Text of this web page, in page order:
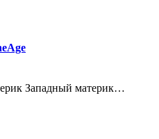
Западный материк…